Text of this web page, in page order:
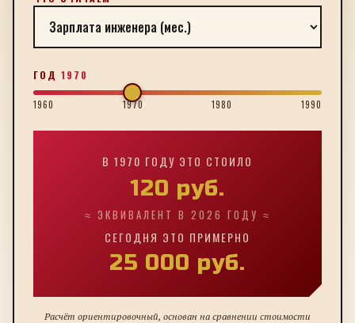
ГОД 1970
1960 1970 1980 1990
В 1970 ГОДУ ЭТО СТОИЛО
120 руб.
≈ ЭКВИВАЛЕНТ В 2026 ГОДУ ≈
СЕГОДНЯ ЭТО ПРИМЕРНО
25 000 руб.
Расчёт ориентировочный, основан на сравнении стоимости